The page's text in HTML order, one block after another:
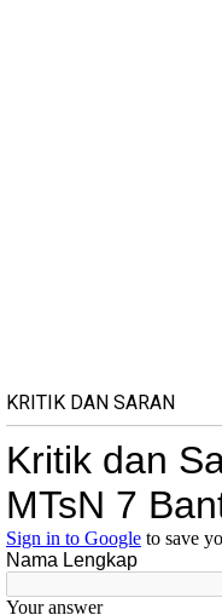
KRITIK DAN SARAN